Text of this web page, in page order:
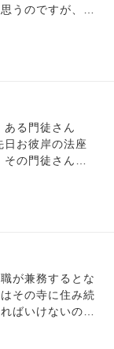
うのですが、手
何が良いです
る門徒さん
日お彼岸の法座
の門徒さんは
すがお手伝いに
てお会いするの
グを失っていま
ましたが、急に
はないんですか
んどんな態度は
のですが私も悪
が兼務するとな
その寺に住み続
ばいけないので